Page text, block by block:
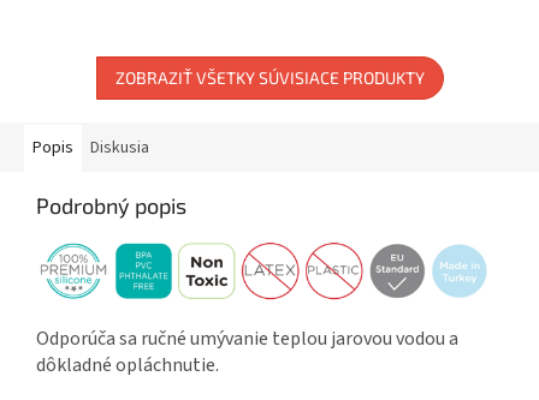
ZOBRAZIŤ VŠETKY SÚVISIACE PRODUKTY
Popis Diskusia
Podrobný popis
Odporúča sa ručné umývanie teplou jarovou vodou a
dôkladné opláchnutie.